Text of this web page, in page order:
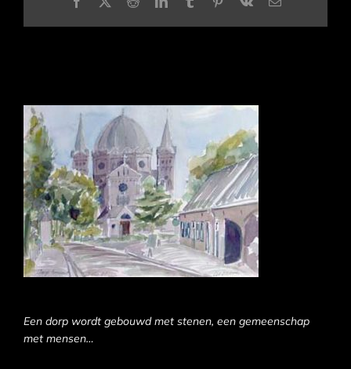
Een dorp wordt gebouwd met stenen, een gemeenschap
met mensen…